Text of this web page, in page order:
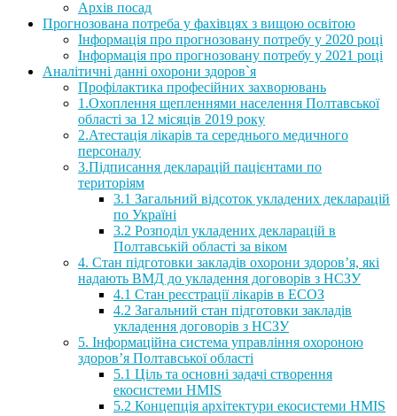
Архів посад
Прогнозована потреба у фахівцях з вищою освітою
Інформація про прогнозовану потребу у 2020 році
Інформація про прогнозовану потребу у 2021 році
Аналітичні данні охорони здоров`я
Профілактика професійних захворювань
1.Охоплення щепленнями населення Полтавської
області за 12 місяців 2019 року
2.Атестація лікарів та середнього медичного
персоналу
3.Підписання декларацій пацієнтами по
територіям
3.1 Загальний відсоток укладених декларацій
по Україні
3.2 Розподіл укладених декларацій в
Полтавській області за віком
4. Стан підготовки закладів охорони здоров’я, які
надають ВМД до укладення договорів з НСЗУ
4.1 Стан реєстрації лікарів в ЕСОЗ
4.2 Загальний стан підготовки закладів
укладення договорів з НСЗУ
5. Інформаційна система управління охороною
здоров’я Полтавської області
5.1 Ціль та основні задачі створення
екосистеми HMIS
5.2 Концепція архітектури екосистеми HMIS